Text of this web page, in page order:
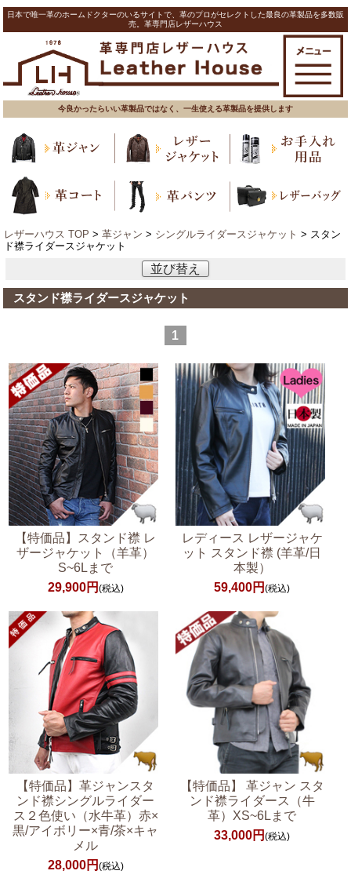
日本で唯一革のホームドクターのいるサイトで、革のプロがセレクトした最良の革製品を多数販
売。革専門店レザーハウス
今良かったらいい革製品ではなく、一生使える革製品を提供します
レザーハウス TOP > 革ジャン > シングルライダースジャケット > スタン
ド襟ライダースジャケット
並び替え
スタンド襟ライダースジャケット
1
【特価品】スタンド襟 レ
ザージャケット（羊革）
S~6Lまで
29,900円 (税込)
レディース レザージャケ
ット スタンド襟 (羊革/日
本製）
59,400円(税込)
【特価品】革ジャンスタ
ンド襟シングルライダー
ス２色使い（水牛革）赤×
黒/アイボリー×青/茶×キャ
メル
28,000円 (税込)
【特価品】 革ジャン スタ
ンド襟ライダース（牛
革）XS~6Lまで
33,000円(税込)